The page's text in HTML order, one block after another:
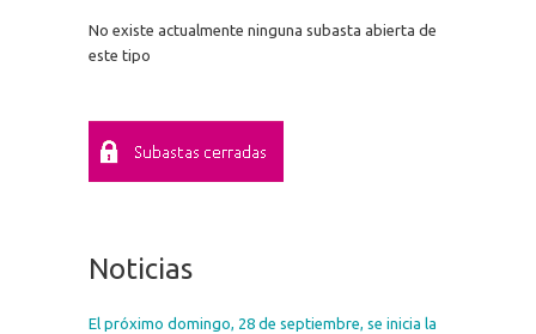
No existe actualmente ninguna subasta abierta de
este tipo
Noticias
El próximo domingo, 28 de septiembre, se inicia la